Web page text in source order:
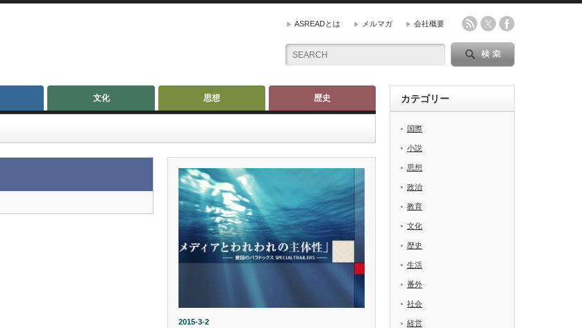
ASREADとは メルマガ 会社概要
文化 思想 歴史
2015-3-2
カテゴリー
国際
小説
思想
政治
教育
文化
歴史
生活
番外
社会
経営